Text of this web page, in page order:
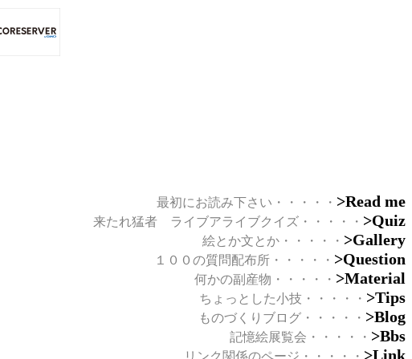
最初にお読み下さい・・・・・ >Read me
来たれ猛者 ライブアライブクイズ・・・・・ >Quiz
絵とか文とか・・・・・ >Gallery
１００の質問配布所・・・・・ >Question
何かの副産物・・・・・ >Material
ちょっとした小技・・・・・ >Tips
ものづくりブログ・・・・・ >Blog
記憶絵展覧会・・・・・ >Bbs
リンク関係のページ・・・・・ >Link